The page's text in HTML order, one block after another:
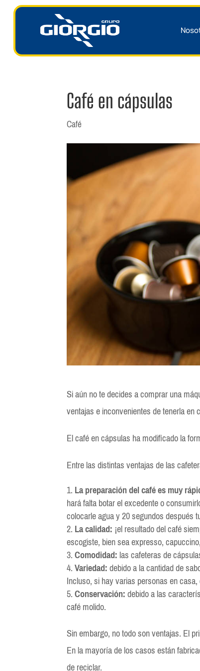
Café en cápsulas
Café
Si aún no te decides a comprar una
ventajas e inconvenientes de tenerla en
El café en cápsulas ha modificado la
Entre las distintas ventajas de las
La preparación del café es muy
hará falta botar el excedente o
colocarle agua y 20 segundos después
La calidad: ¡el resultado del café
escogiste, bien sea expresso,
Comodidad:las cafeteras de
Variedad:debido a la cantidad de
Incluso, si hay varias personas en
Conservación:debido a las
café molido.
Sin embargo, no todo son ventajas. El
En la mayoría de los casos están
de reciclar.